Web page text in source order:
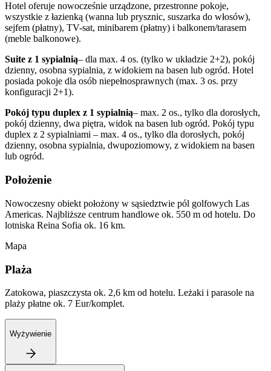
Hotel oferuje nowocześnie urządzone, przestronne pokoje,
wszystkie z łazienką (wanna lub prysznic, suszarka do włosów),
sejfem (płatny), TV-sat, minibarem (płatny) i balkonem/tarasem
(meble balkonowe).
Suite z 1 sypialnią– dla max. 4 os. (tylko w układzie 2+2), pokój
dzienny, osobna sypialnia, z widokiem na basen lub ogród. Hotel
posiada pokoje dla osób niepełnosprawnych (max. 3 os. przy
konfiguracji 2+1).
Pokój typu duplex z 1 sypialnią– max. 2 os., tylko dla dorosłych,
pokój dzienny, dwa piętra, widok na basen lub ogród. Pokój typu
duplex z 2 sypialniami – max. 4 os., tylko dla dorosłych, pokój
dzienny, osobna sypialnia, dwupoziomowy, z widokiem na basen
lub ogród.
Położenie
Nowoczesny obiekt położony w sąsiedztwie pól golfowych Las
Americas. Najbliższe centrum handlowe ok. 550 m od hotelu. Do
lotniska Reina Sofia ok. 16 km.
Mapa
Plaża
Zatokowa, piaszczysta ok. 2,6 km od hotelu. Leżaki i parasole na
plaży płatne ok. 7 Eur/komplet.
Wyżywienie